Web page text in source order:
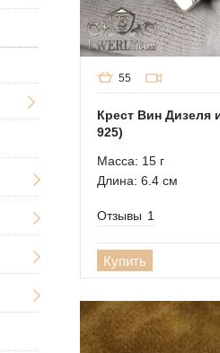
55
Крест Вин Дизеля
925)
Масса: 15 г
Длина: 6.4 см
Отзывы 1
Купить